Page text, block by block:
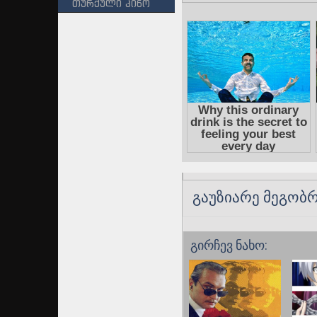
გაუზიარე
გირჩევ ნახო:
თურქული კინო